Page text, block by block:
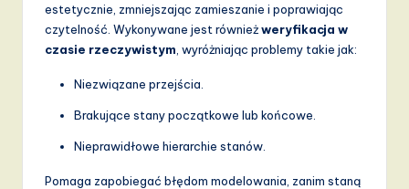
estetycznie, zmniejszając zamieszanie i poprawiając
czytelność. Wykonywane jest równieżweryfikacja w
czasie rzeczywistym , wyróżniając problemy takie jak:
Niezwiązane przejścia.
Brakujące stany początkowe lub końcowe.
Nieprawidłowe hierarchie stanów.
Pomaga zapobiegać błędom modelowania, zanim staną